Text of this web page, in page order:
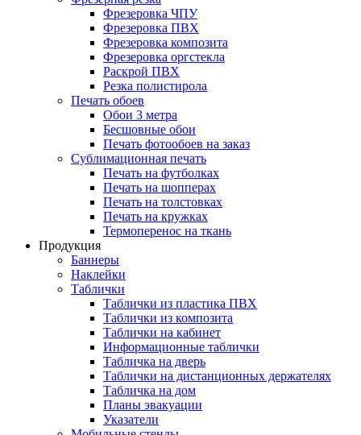
Фрезеровка ЧПУ
Фрезеровка ПВХ
Фрезеровка композита
Фрезеровка оргстекла
Раскрой ПВХ
Резка полистирола
Печать обоев
Обои 3 метра
Бесшовные обои
Печать фотообоев на заказ
Сублимационная печать
Печать на футболках
Печать на шопперах
Печать на толстовках
Печать на кружках
Термоперенос на ткань
Продукция
Баннеры
Наклейки
Таблички
Таблички из пластика ПВХ
Таблички из композита
Таблички на кабинет
Информационные таблички
Табличка на дверь
Таблички на дистанционных держателях
Табличка на дом
Планы эвакуации
Указатели